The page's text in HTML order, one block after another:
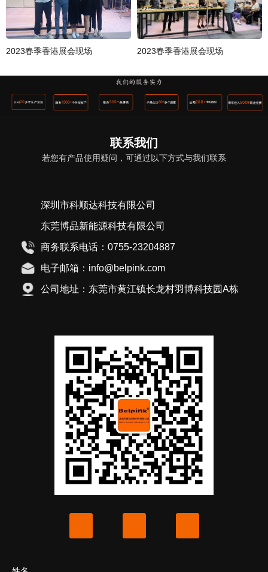
2023春季香港展会现场 2023春季香港展会现场
联系我们
若您有产品使用疑问，可通过以下方式与我们联系
深圳市科顺达科技有限公司
东莞博品新能源科技有限公司
商务联系电话：0755-23204887
电子邮箱：info@belpink.com
公司地址：东莞市黄江镇长龙村羽博科技园A栋